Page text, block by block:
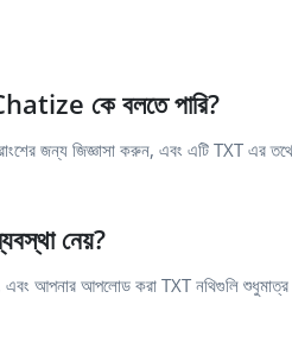
কে বলতে পারি?
জন্য জিজ্ঞাসা করুন, এবং এটি TXT এর
নেয়?
এবং আপনার আপলোড করা TXT নথিগুলি